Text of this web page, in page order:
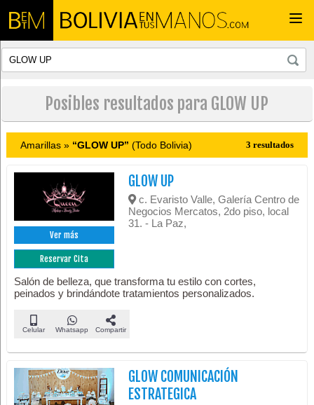
Posibles resultados para GLOW UP
Amarillas » “GLOW UP” (Todo Bolivia) 3 resultados
Ver más
Reservar Cita
GLOW UP
c. Evaristo Valle, Galería Centro de
Negocios Mercatos, 2do piso, local
31. - La Paz,
Salón de belleza, que transforma tu estilo con cortes,
peinados y brindándote tratamientos personalizados.
Celular Whatsapp Compartir
GLOW COMUNICACIÓN
ESTRATEGICA